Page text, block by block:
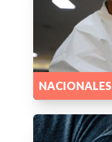
NACIONALES